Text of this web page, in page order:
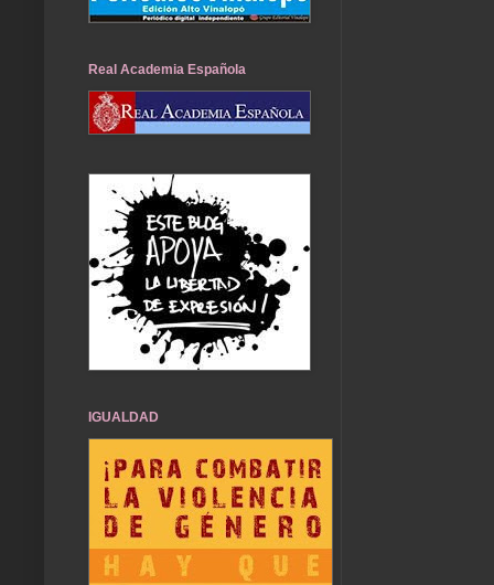
Real Academia Española
IGUALDAD